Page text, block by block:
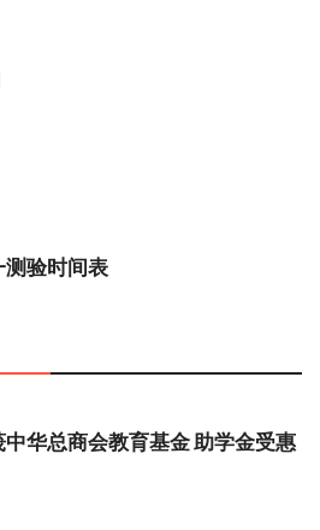
测验时间表
华总商会教育基金 助学金受惠